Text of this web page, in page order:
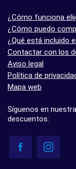
¿Cómo funciona
¿Cómo puedo
¿Qué está incluido
Contactar con los
Aviso legal
Política de
Mapa web
Síguenos en
descuentos: